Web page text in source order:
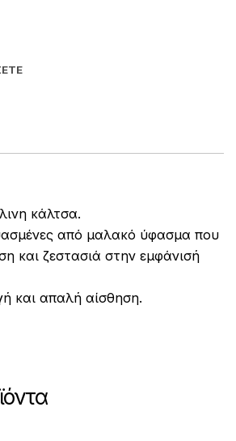
κάλτσα.
από μαλακό ύφασμα που
και ζεστασιά στην εμφάνισή
και απαλή αίσθηση.